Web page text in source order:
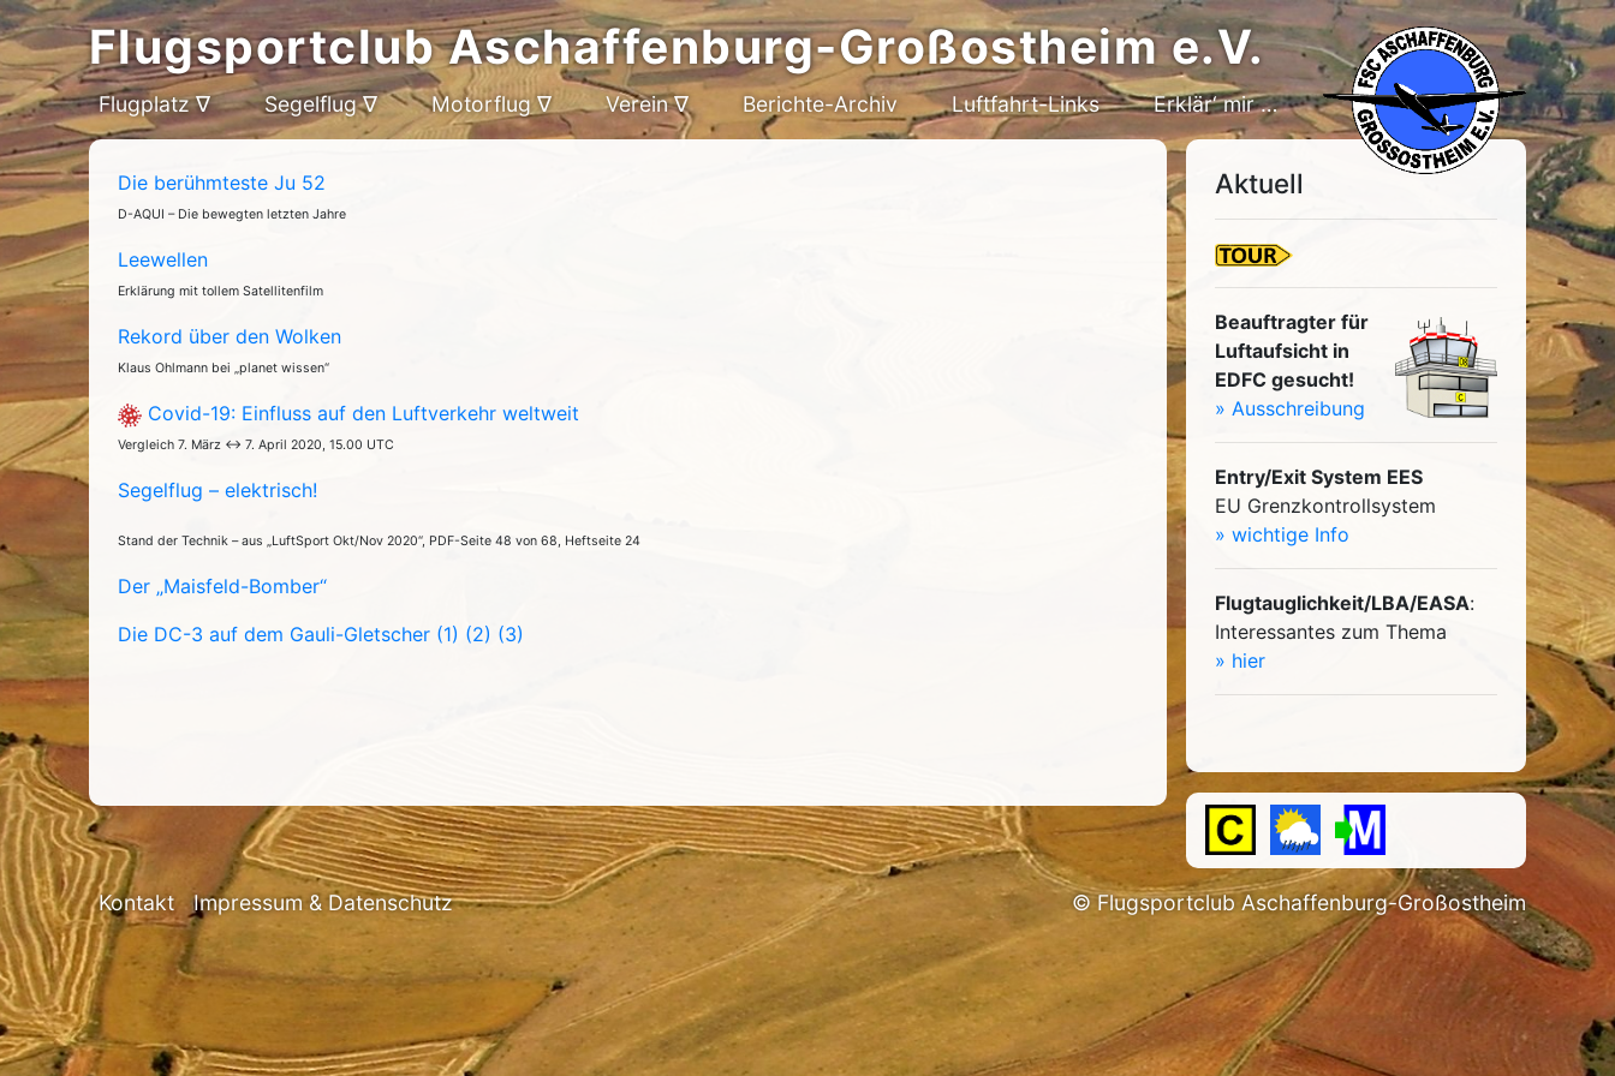
Flugsportclub Aschaffenburg-Großostheim e.V.
Flugplatz ∇ Segelflug ∇ Motorflug ∇ Verein ∇ Berichte-Archiv Luftfahrt-Links Erklär‘ mir …
Die berühmteste Ju 52
D-AQUI – Die bewegten letzten Jahre
Leewellen
Erklärung mit tollem Satellitenfilm
Rekord über den Wolken
Klaus Ohlmann bei „planet wissen“
Covid-19: Einfluss auf den Luftverkehr weltweit
Vergleich 7. März ↔ 7. April 2020, 15.00 UTC
Segelflug – elektrisch!
Stand der Technik – aus „LuftSport Okt/Nov 2020“, PDF-Seite 48 von 68, Heftseite 24
Der „Maisfeld-Bomber“
Die DC-3 auf dem Gauli-Gletscher (1) (2) (3)
Aktuell
Beauftragter für
Luftaufsicht in
EDFC gesucht!
» Ausschreibung
Entry/Exit System EES
EU Grenzkontrollsystem
» wichtige Info
Flugtauglichkeit/LBA/EASA:
Interessantes zum Thema
» hier
Kontakt Impressum & Datenschutz © Flugsportclub Aschaffenburg-Großostheim